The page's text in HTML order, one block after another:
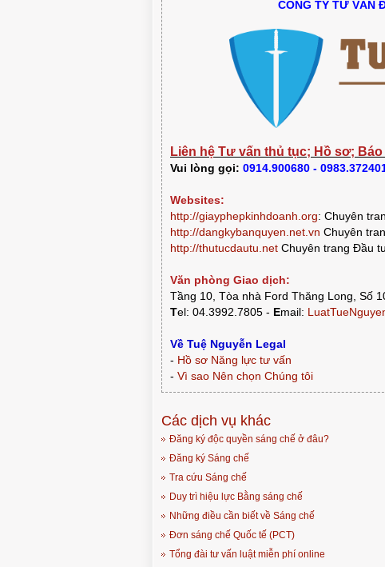
CÔNG TY TƯ VẤN
Liên hệ Tư vấn thủ tục; Hồ sơ; Báo
Vui lòng gọi: 0914.900680 -
Websites:
http://giayphepkinhdoanh.org: Chuyên
http://dangkybanquyen.net.vn Chuyên
http://thutucdautu.net Chuyên trang Đầu
Văn phòng Giao dịch:
Tầng 10, Tòa nhà Ford Thăng Long, Số
Tel: 04.3992.7805 - Email:
Về Tuệ Nguyễn Legal
- Hồ sơ Năng lực tư vấn
- Vì sao Nên chọn Chúng tôi
Các dịch vụ khác
Đăng ký độc quyền sáng chế ở đâu?
Đăng ký Sáng chế
Tra cứu Sáng chế
Duy trì hiệu lực Bằng sáng chế
Những điều cần biết về Sáng chế
Đơn sáng chế Quốc tế (PCT)
Tổng đài tư vấn luật miễn phí online